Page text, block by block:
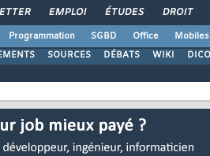
EMPLOI ÉTUDES DROIT
Programmation SGBD Office Mobiles
SOURCES DÉBATS WIKI DICO